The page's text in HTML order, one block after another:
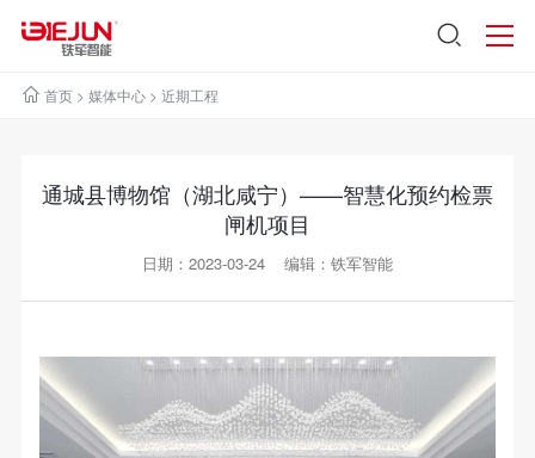
首页> 媒体中心> 近期工程
通城县博物馆（湖北咸宁）——智慧化预约检票
闸机项目
日期：2023-03-24 编辑：铁军智能